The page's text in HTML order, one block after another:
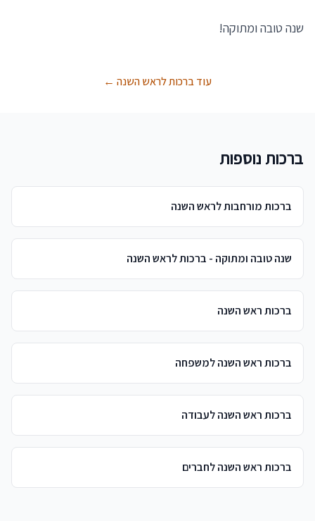
שנה טובה ומתוקה!
עוד ברכות לראש השנה ←
ברכות נוספות
ברכות מורחבות לראש השנה
שנה טובה ומתוקה - ברכות לראש השנה
ברכות ראש השנה
ברכות ראש השנה למשפחה
ברכות ראש השנה לעבודה
ברכות ראש השנה לחברים